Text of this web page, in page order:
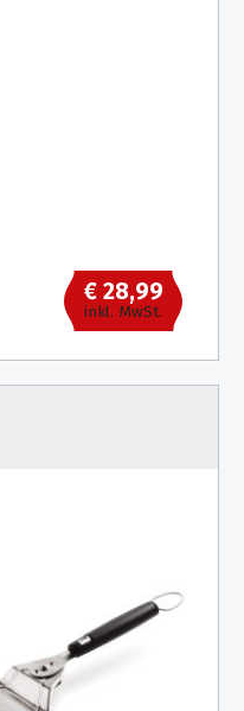
€ 28,99
inkl. MwSt.